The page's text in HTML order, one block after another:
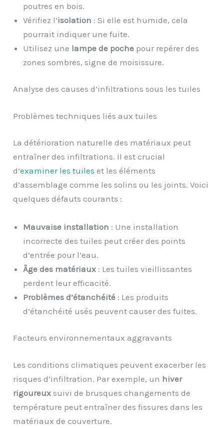
poutres en bois.
Vérifiez l’isolation : Si elle est humide, cela
pourrait indiquer une fuite.
Utilisez une lampe de poche pour repérer des
zones sombres, signe de moisissure.
Analyse des causes d’infiltrations sous les tuiles
Problèmes techniques liés aux tuiles
La détérioration naturelle des matériaux peut
entraîner des infiltrations. Il est crucial
d’examiner les tuiles et les éléments
d’assemblage comme les solins ou les joints. Voici
quelques défauts courants :
Mauvaise installation : Une installation
incorrecte des tuiles peut créer des points
d’entrée pour l’eau.
Âge des matériaux : Les tuiles vieillissantes
perdent leur efficacité.
Problèmes d’étanchéité : Les produits
d’étanchéité usés peuvent causer des fuites.
Facteurs environnementaux aggravants
Les conditions climatiques peuvent exacerber les
risques d’infiltration. Par exemple, un hiver
rigoureux suivi de brusques changements de
température peut entraîner des fissures dans les
matériaux de couverture.